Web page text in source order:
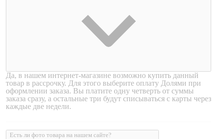
Да, в нашем интернет-магазине возможно купить данный
товар в рассрочку. Для этого выберите оплату Долями при
оформлении заказа. Вы платите одну четверть от суммы
заказа сразу, а остальные три будут списываться с карты через
каждые две недели.
Есть ли фото товара на нашем сайте?